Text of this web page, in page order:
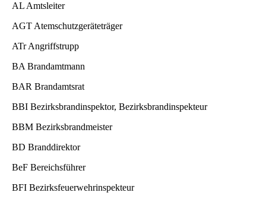
AL Amtsleiter
AGT Atemschutzgeräteträger
ATr Angriffstrupp
BA Brandamtmann
BAR Brandamtsrat
BBI Bezirksbrandinspektor, Bezirksbrandinspekteur
BBM Bezirksbrandmeister
BD Branddirektor
BeF Bereichsführer
BFI Bezirksfeuerwehrinspekteur